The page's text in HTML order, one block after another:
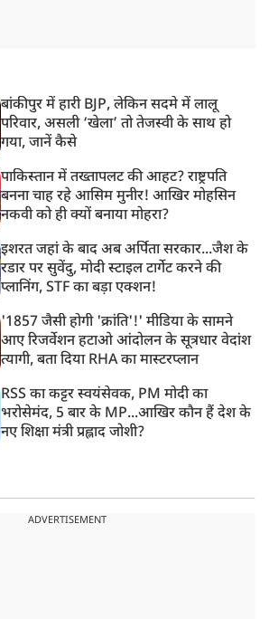
बांकीपुर में हारी BJP, लेकिन सदमे में लालू
परिवार, असली ‘खेला’ तो तेजस्वी के साथ हो
गया, जानें कैसे
पाकिस्तान में तख्तापलट की आहट? राष्ट्रपति
बनना चाह रहे आसिम मुनीर! आखिर मोहसिन
नकवी को ही क्यों बनाया मोहरा?
इशरत जहां के बाद अब अर्पिता सरकार...जैश के
रडार पर सुवेंदु, मोदी स्टाइल टार्गेट करने की
प्लानिंग, STF का बड़ा एक्शन!
'1857 जैसी होगी 'क्रांति'!' मीडिया के सामने
आए रिजर्वेशन हटाओ आंदोलन के सूत्रधार वेदांश
त्यागी, बता दिया RHA का मास्टरप्लान
RSS का कट्टर स्वयंसेवक, PM मोदी का
भरोसेमंद, 5 बार के MP...आखिर कौन हैं देश के
नए शिक्षा मंत्री प्रह्लाद जोशी?
ADVERTISEMENT